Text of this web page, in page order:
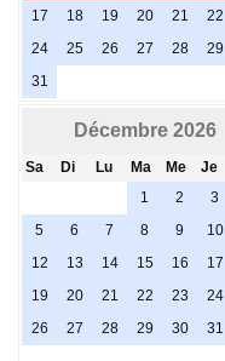
17
18 19 20 21 22
24
25 26 27 28 29
31
Décembre 2026
Sa Di Lu Ma Me Je
1
2 3
5
6 7 8 9 10
12
13 14 15 16 17
19
20 21 22 23 24
26
27 28 29 30 31